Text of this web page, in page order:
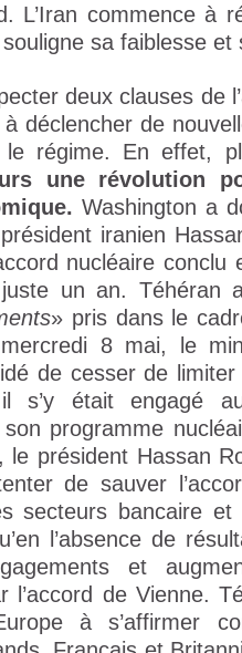
L’Iran commence à
sa faiblesse et
deux clauses de
déclencher de
régime. En effet,
une révolution
Washington a
iranien
nucléaire
un an. Téhéran
» pris dans le
8 mai, le
de cesser de limiter
s’y était engagé
programme
président Hassan
de sauver
secteurs bancaire et
l’absence de
et
l’accord de Vienne.
à s’affirmer